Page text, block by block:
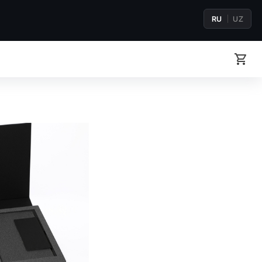
RU UZ